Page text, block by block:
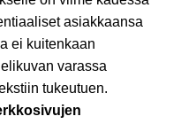
asiakkaansa
ei kuitenkaan
varassa
tukeutuen.